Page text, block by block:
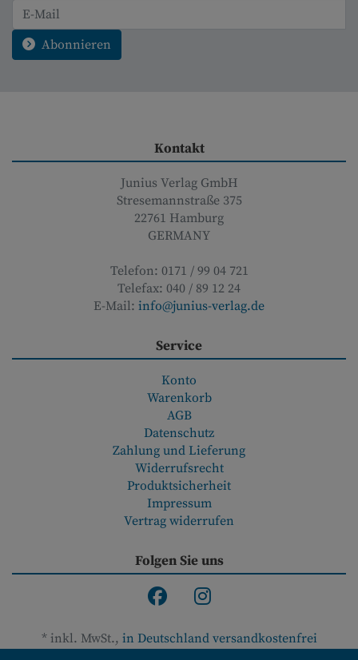
Abonnieren
Kontakt
Junius Verlag GmbH
Stresemannstraße 375
22761 Hamburg
GERMANY
Telefon: 0171 / 99 04 721
Telefax: 040 / 89 12 24
E-Mail: info@junius-verlag.de
Service
Konto
Warenkorb
AGB
Datenschutz
Zahlung und Lieferung
Widerrufsrecht
Produktsicherheit
Impressum
Vertrag widerrufen
Folgen Sie uns
* inkl. MwSt., in Deutschland versandkostenfrei